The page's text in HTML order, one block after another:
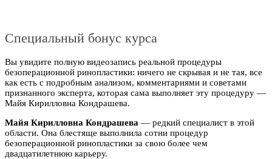
Специальный бонус курса
Вы увидите полную видеозапись реальной процедуры
безоперационной ринопластики: ничего не скрывая и не тая, все
как есть с подробным анализом, комментариями и советами
признанного эксперта, которая сама выполняет эту процедуру —
Майя Кирилловна Кондрашева.
Майя Кирилловна Кондрашева — редкий специалист в этой
области. Она блестяще выполнила сотни процедур
безоперационной ринопластики за свою более чем
двадцатилетнюю карьеру.